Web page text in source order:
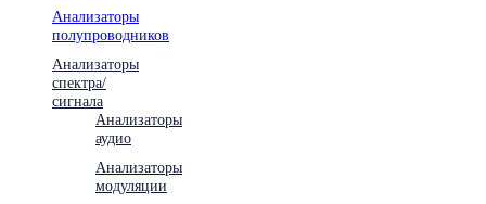
Анализаторы
полупроводников
Анализаторы
спектра/
сигнала
Анализаторы
аудио
Анализаторы
модуляции